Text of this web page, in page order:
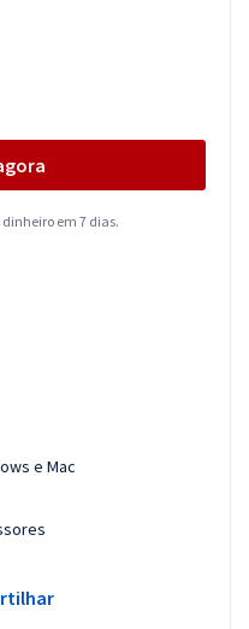
em 7 dias.
e Mac